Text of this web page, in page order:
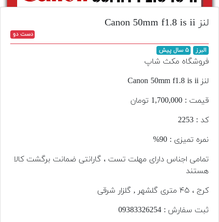
تجهیزات
مکث
افزودن
دست
قیمت
لنز Canon 50mm f1.8 is ii
دست دو
البرز ۵ سال پیش
فروشگاه مکث شاپ
لنز Canon 50mm f1.8 is ii
قیمت : 1,700,000 تومان
کد : 2253
نمره تمیزی : 90%
تمامی اجناس دارای مهلت تست ، گارانتی ضمانت برگشت کالا
هستند
کرج ، ۴۵ متری گلشهر , گلزار شرقی
ثبت سفارش : 093‌833‌262‌54